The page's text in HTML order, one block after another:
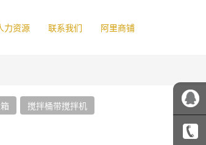
力资源 联系我们 阿里商铺
搅拌桶带搅拌机
吉顺客